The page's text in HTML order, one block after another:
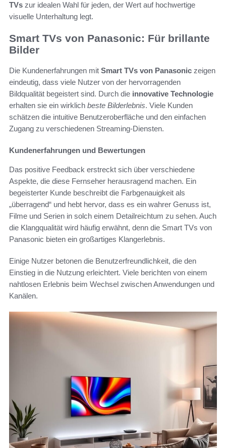
TVs zur idealen Wahl für jeden, der Wert auf hochwertige
visuelle Unterhaltung legt.
Smart TVs von Panasonic: Für brillante
Bilder
Die Kundenerfahrungen mit Smart TVs von Panasonic zeigen
eindeutig, dass viele Nutzer von der hervorragenden
Bildqualität begeistert sind. Durch die innovative Technologie
erhalten sie ein wirklich beste Bilderlebnis. Viele Kunden
schätzen die intuitive Benutzeroberfläche und den einfachen
Zugang zu verschiedenen Streaming-Diensten.
Kundenerfahrungen und Bewertungen
Das positive Feedback erstreckt sich über verschiedene
Aspekte, die diese Fernseher herausragend machen. Ein
begeisterter Kunde beschreibt die Farbgenauigkeit als
„überragend“ und hebt hervor, dass es ein wahrer Genuss ist,
Filme und Serien in solch einem Detailreichtum zu sehen. Auch
die Klangqualität wird häufig erwähnt, denn die Smart TVs von
Panasonic bieten ein großartiges Klangerlebnis.
Einige Nutzer betonen die Benutzerfreundlichkeit, die den
Einstieg in die Nutzung erleichtert. Viele berichten von einem
nahtlosen Erlebnis beim Wechsel zwischen Anwendungen und
Kanälen.